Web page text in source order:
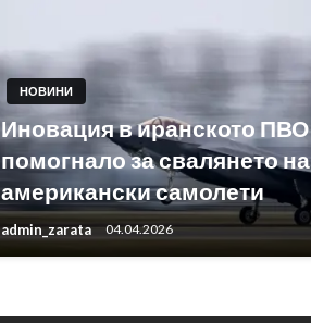
НОВИНИ
Иновация в иранското ПВО
помогнало за свалянето на
американски самолети
admin_zarata 04.04.2026